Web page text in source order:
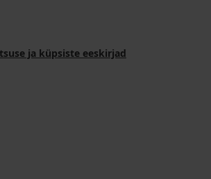
ja küpsiste eeskirjad